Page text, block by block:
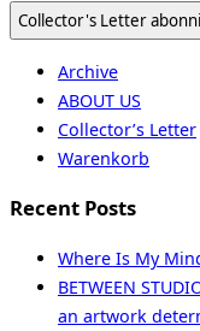
Archive
ABOUT US
Collector’s Letter
Warenkorb
Recent Posts
Where Is My
BETWEEN
an artwork